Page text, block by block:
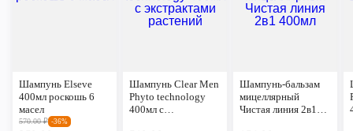
Шампунь Elseve
400мл роскошь 6
масел
570.00₽ -36%
Шампунь Clear Men
Phyto technology
400мл с
Шампунь-бальзам
мицеллярный
Чистая линия 2в1